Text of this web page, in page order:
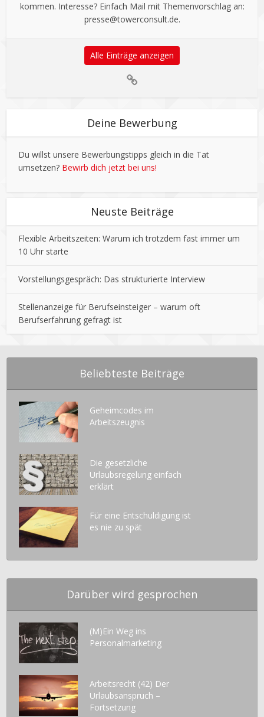
kommen. Interesse? Einfach Mail mit Themenvorschlag an:
presse@towerconsult.de.
Alle Einträge anzeigen
Deine Bewerbung
Du willst unsere Bewerbungstipps gleich in die Tat
umsetzen? Bewirb dich jetzt bei uns!
Neuste Beiträge
Flexible Arbeitszeiten: Warum ich trotzdem fast immer um
10 Uhr starte
Vorstellungsgespräch: Das strukturierte Interview
Stellenanzeige für Berufseinsteiger – warum oft
Berufserfahrung gefragt ist
Beliebteste Beiträge
Geheimcodes im
Arbeitszeugnis
Die gesetzliche
Urlaubsregelung einfach
erklärt
Für eine Entschuldigung ist
es nie zu spät
Darüber wird gesprochen
(M)Ein Weg ins
Personalmarketing
Arbeitsrecht (42) Der
Urlaubsanspruch –
Fortsetzung